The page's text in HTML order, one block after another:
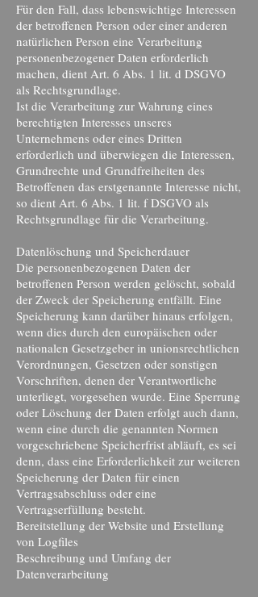
Für den Fall, dass lebenswichtige Interessen
der betroffenen Person oder einer anderen
natürlichen Person eine Verarbeitung
personenbezogener Daten erforderlich
machen, dient Art. 6 Abs. 1 lit. d DSGVO
als Rechtsgrundlage.
Ist die Verarbeitung zur Wahrung eines
berechtigten Interesses unseres
Unternehmens oder eines Dritten
erforderlich und überwiegen die Interessen,
Grundrechte und Grundfreiheiten des
Betroffenen das erstgenannte Interesse nicht,
so dient Art. 6 Abs. 1 lit. f DSGVO als
Rechtsgrundlage für die Verarbeitung.
Datenlöschung und Speicherdauer
Die personenbezogenen Daten der
betroffenen Person werden gelöscht, sobald
der Zweck der Speicherung entfällt. Eine
Speicherung kann darüber hinaus erfolgen,
wenn dies durch den europäischen oder
nationalen Gesetzgeber in unionsrechtlichen
Verordnungen, Gesetzen oder sonstigen
Vorschriften, denen der Verantwortliche
unterliegt, vorgesehen wurde. Eine Sperrung
oder Löschung der Daten erfolgt auch dann,
wenn eine durch die genannten Normen
vorgeschriebene Speicherfrist abläuft, es sei
denn, dass eine Erforderlichkeit zur weiteren
Speicherung der Daten für einen
Vertragsabschluss oder eine
Vertragserfüllung besteht.
Bereitstellung der Website und Erstellung
von Logfiles
Beschreibung und Umfang der
Datenverarbeitung